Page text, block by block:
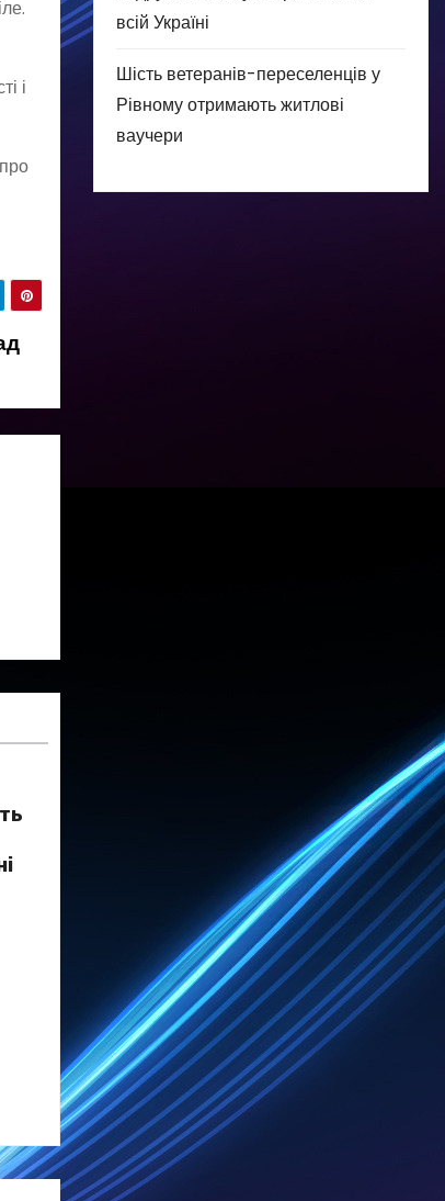
і
всій Україні
Шість ветеранів-переселенців у
Рівному отримають житлові
ваучери